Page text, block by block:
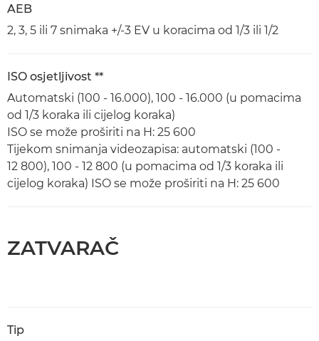
AEB
2, 3, 5 ili 7 snimaka +/-3 EV u koracima od 1/3 ili 1/2
ISO osjetljivost **
Automatski (100 - 16.000), 100 - 16.000 (u pomacima
od 1/3 koraka ili cijelog koraka)
ISO se može proširiti na H: 25 600
Tijekom snimanja videozapisa: automatski (100 -
12 800), 100 - 12 800 (u pomacima od 1/3 koraka ili
cijelog koraka) ISO se može proširiti na H: 25 600
ZATVARAČ
Tip